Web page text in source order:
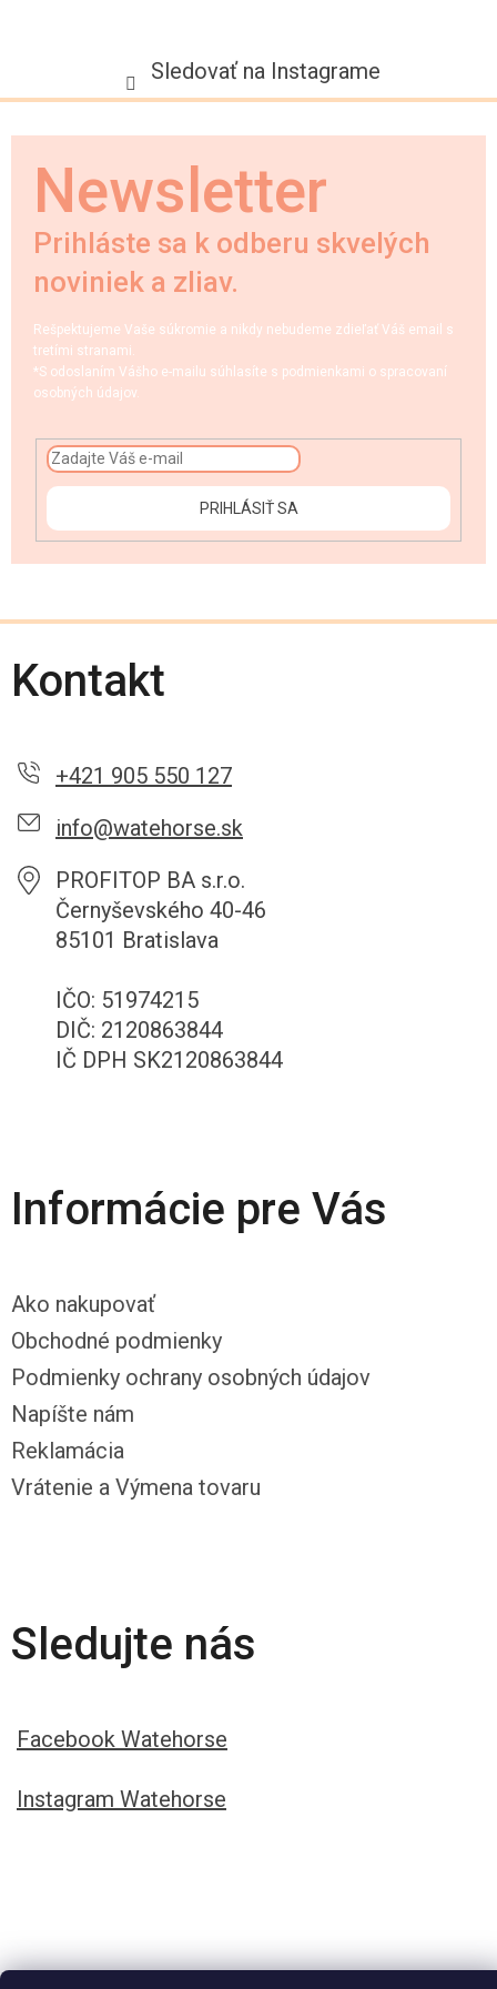
Sledovať na Instagrame
Newsletter
Prihláste sa k odberu skvelých
noviniek a zliav.
Rešpektujeme Vaše súkromie a nikdy nebudeme zdieľať Váš email s
tretími stranami.
*S odoslaním Vášho e-mailu súhlasíte s podmienkami o spracovaní
osobných údajov.
PRIHLÁSIŤ SA
Kontakt
+421 905 550 127
info@watehorse.sk
PROFITOP BA s.r.o.
Černyševského 40-46
85101 Bratislava
IČO: 51974215
DIČ: 2120863844
IČ DPH SK2120863844
Informácie pre Vás
Ako nakupovať
Obchodné podmienky
Podmienky ochrany osobných údajov
Napíšte nám
Reklamácia
Vrátenie a Výmena tovaru
Sledujte nás
Facebook Watehorse
Instagram Watehorse